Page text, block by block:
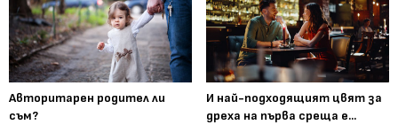
Авторитарен родител ли
съм?
И най-подходящият цвят за
дреха на първа среща е...